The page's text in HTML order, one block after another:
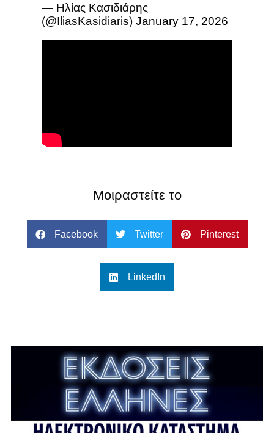
— Ηλίας Κασιδιάρης
(@IliasKasidiaris) January 17, 2026
Μοιραστείτε το
Facebook Twitter Pinterest
LinkedIn